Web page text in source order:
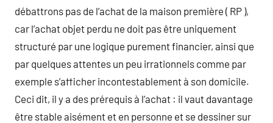
débattrons pas de l’achat de la maison première ( RP ),
car l’achat objet perdu ne doit pas être uniquement
structuré par une logique purement financier, ainsi que
par quelques attentes un peu irrationnels comme par
exemple s’afficher incontestablement à son domicile.
Ceci dit, il y a des prérequis à l’achat : il vaut davantage
être stable aisément et en personne et se dessiner sur